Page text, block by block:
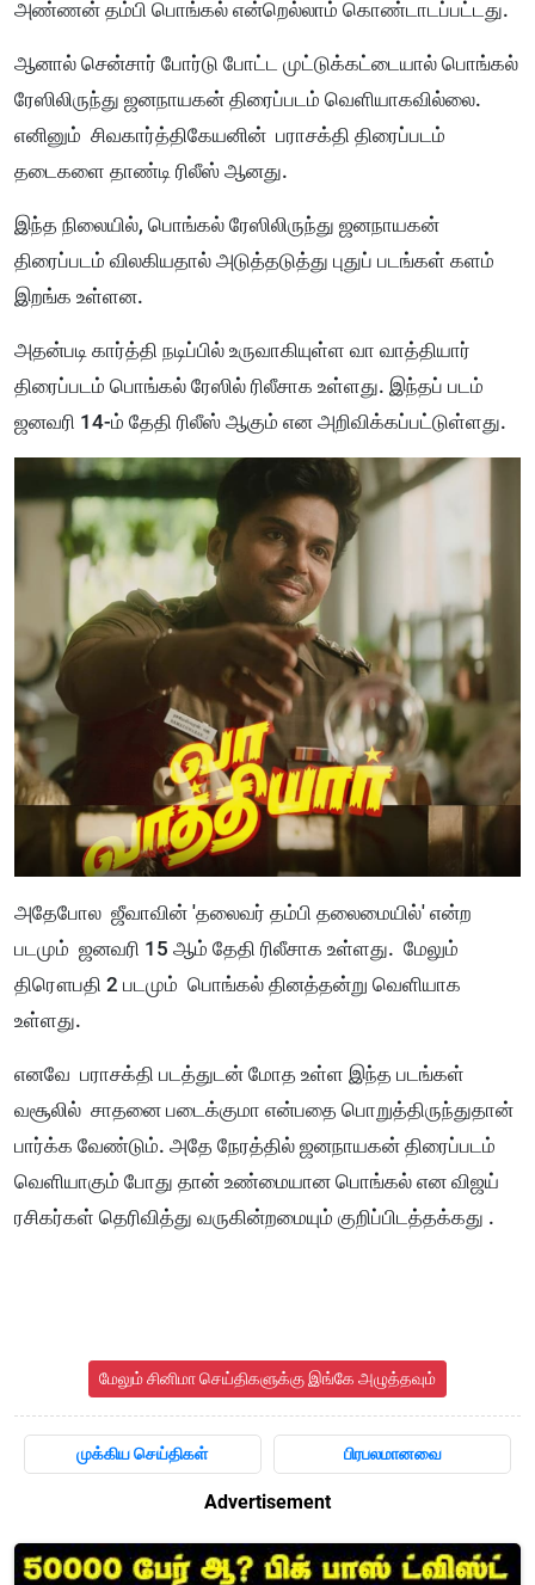
அண்ணன் தம்பி பொங்கல் என்றெல்லாம் கொண்டாடப்பட்டது.
ஆனால் சென்சார் போர்டு போட்ட முட்டுக்கட்டையால் பொங்கல்
ரேஸிலிருந்து ஜனநாயகன் திரைப்படம் வெளியாகவில்லை.
எனினும் சிவகார்த்திகேயனின் பராசக்தி திரைப்படம்
தடைகளை தாண்டி ரிலீஸ் ஆனது.
இந்த நிலையில், பொங்கல் ரேஸிலிருந்து ஜனநாயகன்
திரைப்படம் விலகியதால் அடுத்தடுத்து புதுப் படங்கள் களம்
இறங்க உள்ளன.
அதன்படி கார்த்தி நடிப்பில் உருவாகியுள்ள வா வாத்தியார்
திரைப்படம் பொங்கல் ரேஸில் ரிலீசாக உள்ளது. இந்தப் படம்
ஜனவரி 14-ம் தேதி ரிலீஸ் ஆகும் என அறிவிக்கப்பட்டுள்ளது.
அதேபோல ஜீவாவின் 'தலைவர் தம்பி தலைமையில்' என்ற
படமும் ஜனவரி 15 ஆம் தேதி ரிலீசாக உள்ளது. மேலும்
திரௌபதி 2 படமும் பொங்கல் தினத்தன்று வெளியாக
உள்ளது.
எனவே பராசக்தி படத்துடன் மோத உள்ள இந்த படங்கள்
வசூலில் சாதனை படைக்குமா என்பதை பொறுத்திருந்துதான்
பார்க்க வேண்டும். அதே நேரத்தில் ஜனநாயகன் திரைப்படம்
வெளியாகும் போது தான் உண்மையான பொங்கல் என விஜய்
ரசிகர்கள் தெரிவித்து வருகின்றமையும் குறிப்பிடத்தக்கது .
மேலும் சினிமா செய்திகளுக்கு இங்கே அழுத்தவும்
முக்கிய செய்திகள் பிரபலமானவை
Advertisement